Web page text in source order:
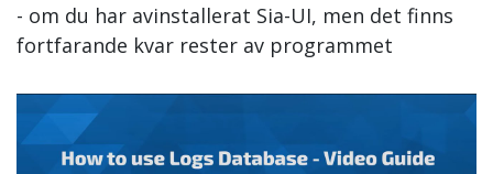
- om du har avinstallerat Sia-UI, men det finns
fortfarande kvar rester av programmet